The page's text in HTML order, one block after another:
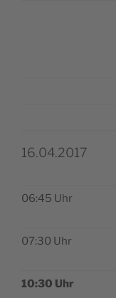
16.04.2017
06:45 Uhr
07:30 Uhr
10:30 Uhr